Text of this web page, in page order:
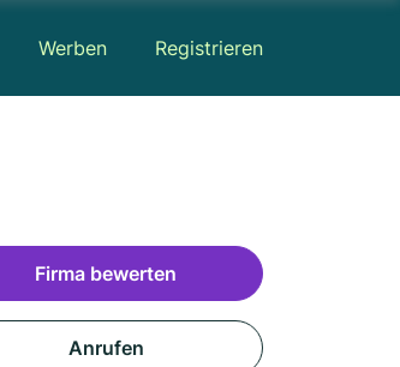
Werben Registrieren
Firma bewerten
Anrufen